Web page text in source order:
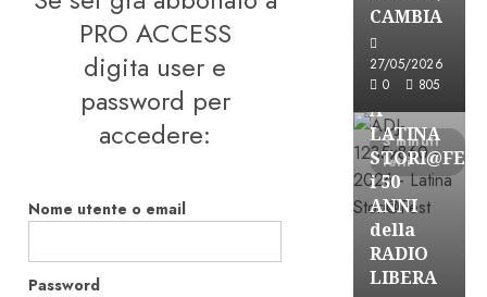
PRO ACCESS
digita user e
password per
accedere:
Nome utente o email
Password
CAMBIA
27/05/2026
0
805
3 minuti
letti
Astorri News
FREE
A
LATINA
i 50
ANNI
della
RADIO
LIBERA